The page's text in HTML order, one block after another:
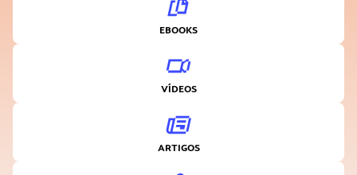
EBOOKS
VÍDEOS
ARTIGOS